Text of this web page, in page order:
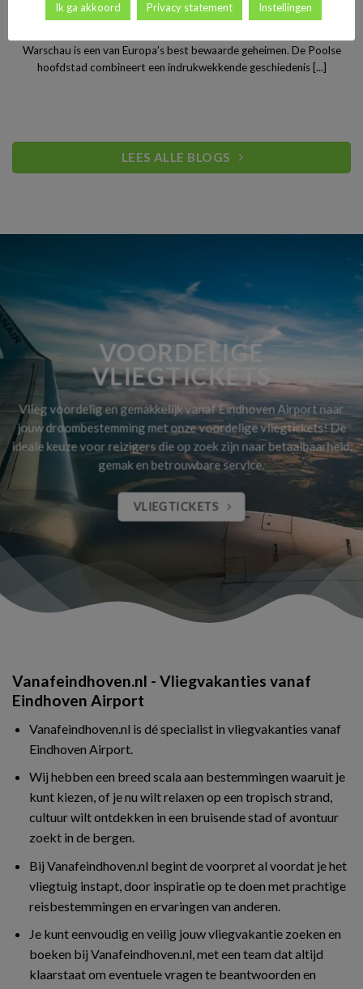
Stedentrip Warschau: ontdek de verrassende charme van
Polen’s bruisende hoofdstad
Warschau is een van Europa’s best bewaarde geheimen. De Poolse
hoofdstad combineert een indrukwekkende geschiedenis [...]
LEES ALLE BLOGS
VOORDELIGE
VLIEGTICKETS
Vlieg voordelig en gemakkelijk vanaf Eindhoven Airport naar
jouw droombestemming met onze voordelige vliegtickets! De
ideale keuze voor reizigers die op zoek zijn naar betaalbaarheid,
gemak en betrouwbare service.
VLIEGTICKETS
Vanafeindhoven.nl - Vliegvakanties vanaf
Eindhoven Airport
Vanafeindhoven.nl is dé specialist in vliegvakanties vanaf
Eindhoven Airport.
Wij hebben een breed scala aan bestemmingen waaruit je
kunt kiezen, of je nu wilt relaxen op een tropisch strand,
cultuur wilt ontdekken in een bruisende stad of avontuur
zoekt in de bergen.
Bij Vanafeindhoven.nl begint de voorpret al voordat je het
vliegtuig instapt, door inspiratie op te doen met prachtige
reisbestemmingen en ervaringen van anderen.
Je kunt eenvoudig en veilig jouw vliegvakantie zoeken en
boeken bij Vanafeindhoven.nl, met een team dat altijd
klaarstaat om eventuele vragen te beantwoorden en
Ik ga akkoord Privacy statement Instellingen